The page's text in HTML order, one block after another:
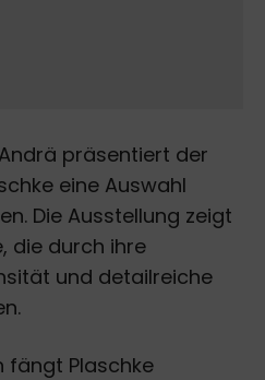
präsentiert der
eine Auswahl
Die Ausstellung zeigt
die durch ihre
und detailreiche
fängt Plaschke